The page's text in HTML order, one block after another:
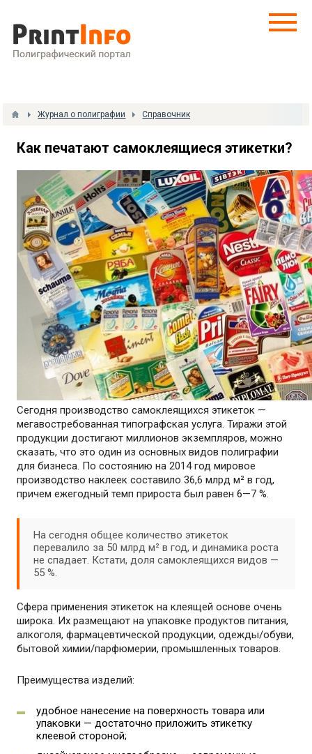
Журнал о полиграфии Справочник
Как печатают самоклеящиеся этикетки?
Сегодня производство самоклеящихся этикеток —
мегавостребованная типографская услуга. Тиражи этой
продукции достигают миллионов экземпляров, можно
сказать, что это один из основных видов полиграфии
для бизнеса. По состоянию на 2014 год мировое
производство наклеек составило 36,6 млрд м² в год,
причем ежегодный темп прироста был равен 6—7 %.
На сегодня общее количество этикеток
перевалило за 50 млрд м² в год, и динамика роста
не спадает. Кстати, доля самоклеящихся видов —
55 %.
Сфера применения этикеток на клеящей основе очень
широка. Их размещают на упаковке продуктов питания,
алкоголя, фармацевтической продукции, одежды/обуви,
бытовой химии/парфюмерии, промышленных товаров.
Преимущества изделий:
удобное нанесение на поверхность товара или
упаковки — достаточно приложить этикетку
клеевой стороной;